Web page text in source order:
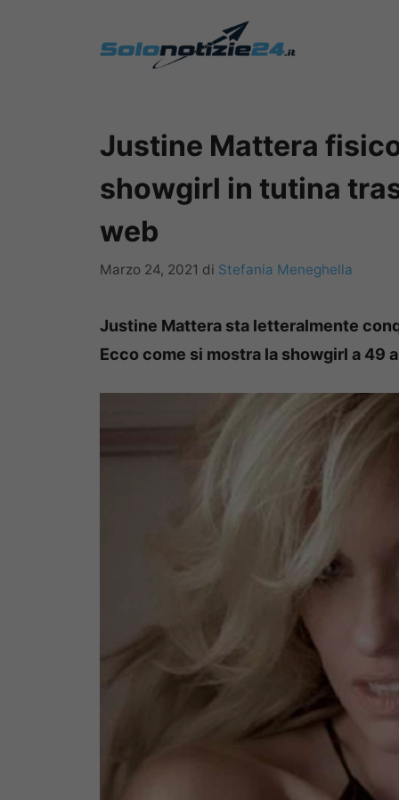
Justine Mattera
showgirl in tutina
web
Marzo 24, 2021 di Stefania Meneghella
Justine Mattera sta letteralmente
Ecco come si mostra la showgirl a 49